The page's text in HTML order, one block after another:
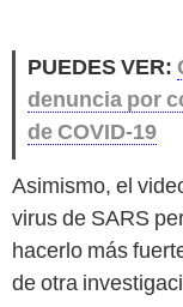
PUEDES VER:
denuncia por
de COVID-19
Asimismo, el
virus de SARS
hacerlo más
de otra